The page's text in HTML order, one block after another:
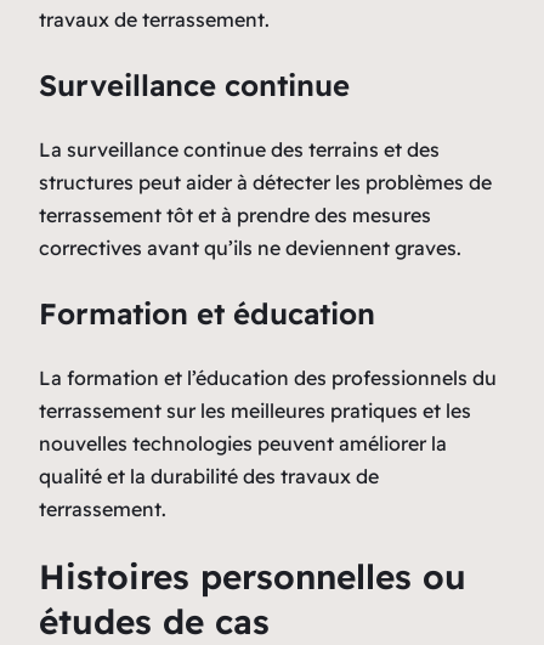
travaux de terrassement.
Surveillance continue
La surveillance continue des terrains et des
structures peut aider à détecter les problèmes de
terrassement tôt et à prendre des mesures
correctives avant qu’ils ne deviennent graves.
Formation et éducation
La formation et l’éducation des professionnels du
terrassement sur les meilleures pratiques et les
nouvelles technologies peuvent améliorer la
qualité et la durabilité des travaux de
terrassement.
Histoires personnelles ou
études de cas